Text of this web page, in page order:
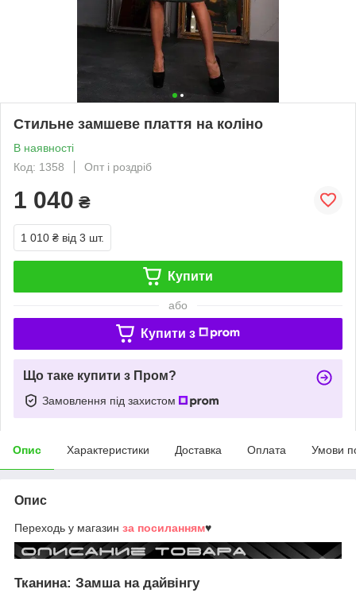
Стильне замшеве плаття на коліно
В наявності
Код: 1358
Опт і роздріб
1 040 ₴
1 010 ₴ від 3 шт.
Купити
або
Купити з
Що таке купити з Пром?
Замовлення під захистом
Опис Характеристики Доставка Оплата Умови
Опис
Переходь у магазин за посиланням♥
Тканина: Замша на дайвінгу